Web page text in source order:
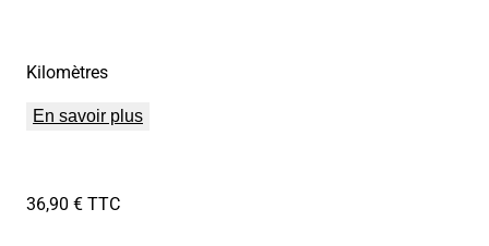
Kilomètres
En savoir plus
36,90 € TTC